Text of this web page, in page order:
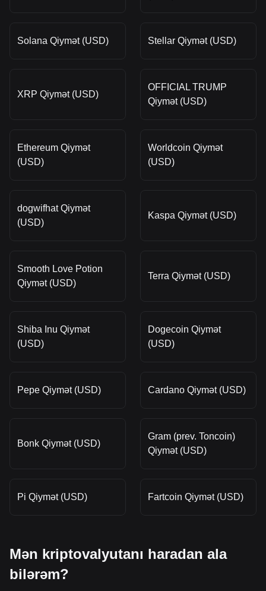
Solana Qiymət (USD) Stellar Qiymət (USD)
XRP Qiymət (USD)
OFFICIAL TRUMP
Qiymət (USD)
Ethereum Qiymət
(USD)
Worldcoin Qiymət
(USD)
dogwifhat Qiymət
(USD)
Kaspa Qiymət (USD)
Smooth Love Potion
Qiymət (USD)
Terra Qiymət (USD)
Shiba Inu Qiymət
(USD)
Dogecoin Qiymət
(USD)
Pepe Qiymət (USD) Cardano Qiymət (USD)
Bonk Qiymət (USD)
Gram (prev. Toncoin)
Qiymət (USD)
Pi Qiymət (USD) Fartcoin Qiymət (USD)
Mən kriptovalyutanı haradan ala
bilərəm?